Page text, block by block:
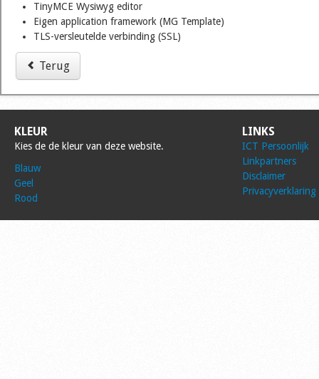
TinyMCE Wysiwyg editor
Eigen application framework (MG Template)
TLS-versleutelde verbinding (SSL)
Terug
KLEUR
Kies de de kleur van deze website.
Blauw
Geel
Rood
LINKS
ICT Persoonlijk
Linkpartners
Disclaimer
Privacyverklaring